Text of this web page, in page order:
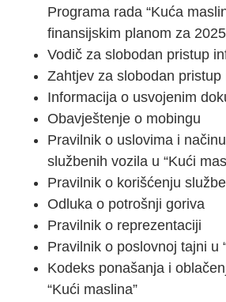
Programa rada “Kuća
finansijskim planom za
Vodič za slobodan pristup
Zahtjev za slobodan pristup
Informacija o usvojenim
Obavještenje o mobingu
Pravilnik o uslovima i
službenih vozila u “Kući
Pravilnik o korišćenju
Odluka o potrošnji goriva
Pravilnik o reprezentaciji
Pravilnik o poslovnoj tajni u
Kodeks ponašanja i
“Kući maslina”